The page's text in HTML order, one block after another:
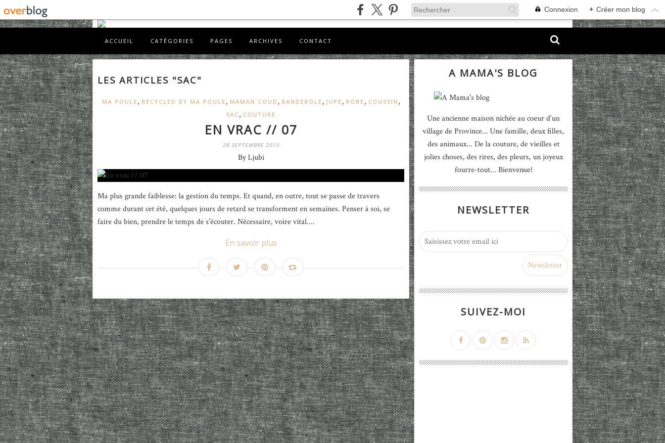
Connexion + Créer mon blog
ACCUEIL CATÉGORIES PAGES ARCHIVES CONTACT
LES ARTICLES "SAC"
MA POULE , RECYCLED BY MA POULE , MAMAN COUD , BANDEROLE ,JUPE , ROBE , COUSSIN ,
SAC , COUTURE
EN VRAC // 07
28 SEPTEMBRE 2015
By Ljubi
Ma plus grande faiblesse: la gestion du temps. Et quand, en outre, tout se passe de travers
comme durant cet été, quelques jours de retard se transforment en semaines. Penser à soi, se
faire du bien, prendre le temps de s'écouter. Nécessaire, voire vital....
En savoir plus
A MAMA'S BLOG
Une ancienne maison nichée au coeur d’un
village de Province... Une famille, deux filles,
des animaux... De la couture, de vieilles et
jolies choses, des rires, des pleurs, un joyeux
fourre-tout... Bienvenue!
NEWSLETTER
SUIVEZ-MOI